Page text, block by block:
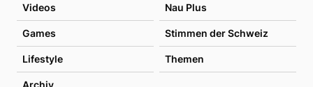
Videos Nau Plus
Games Stimmen der Schweiz
Lifestyle Themen
Archiv